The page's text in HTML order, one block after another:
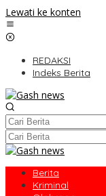
Lewati ke konten
REDAKSI
Indeks Berita
Berita
Kriminal